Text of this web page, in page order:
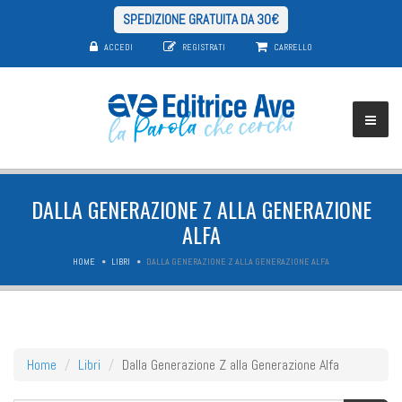
SPEDIZIONE GRATUITA DA 30€
ACCEDI REGISTRATI CARRELLO
DALLA GENERAZIONE Z ALLA GENERAZIONE
ALFA
HOME LIBRI DALLA GENERAZIONE Z ALLA GENERAZIONE ALFA
Home Libri Dalla Generazione Z alla Generazione Alfa